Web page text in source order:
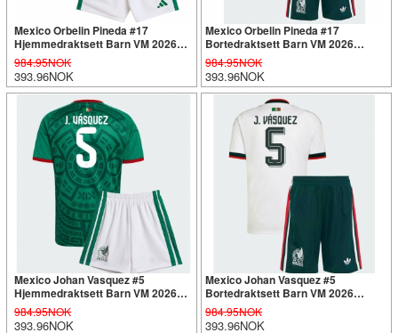
Mexico Orbelin Pineda #17
Hjemmedraktsett Barn VM 2026
Kortermet (+ Korte bukser)
984.95NOK
393.96NOK
Mexico Orbelin Pineda #17
Bortedraktsett Barn VM 2026
Kortermet (+ Korte bukser)
984.95NOK
393.96NOK
Mexico Johan Vasquez #5
Hjemmedraktsett Barn VM 2026
Kortermet (+ Korte bukser)
984.95NOK
393.96NOK
Mexico Johan Vasquez #5
Bortedraktsett Barn VM 2026
Kortermet (+ Korte bukser)
984.95NOK
393.96NOK